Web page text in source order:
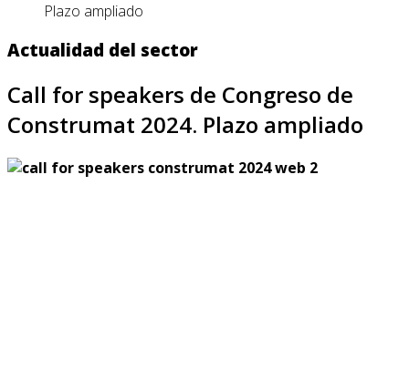
Plazo ampliado
Actualidad del sector
Call for speakers de Congreso de
Construmat 2024. Plazo ampliado